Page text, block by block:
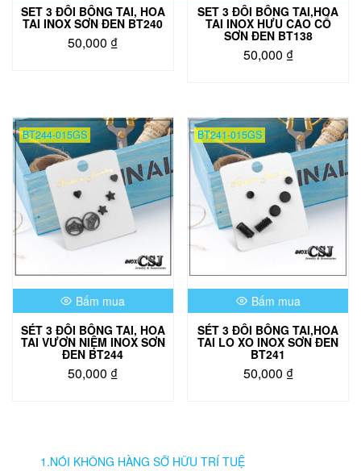
SET 3 ĐÔI BÔNG TAI, HOA
TAI INOX SƠN ĐEN BT240
50,000 ₫
SET 3 ĐÔI BÔNG TAI,HOA
TAI INOX HƯU CAO CỔ
SƠN ĐEN BT138
50,000 ₫
BT244-015GS
Bấm mua
SÉT 3 ĐÔI BÔNG TAI, HOA
TAI VƯƠN NIỆM INOX SƠN
ĐEN BT244
50,000 ₫
BT241-015GS
Bấm mua
SÉT 3 ĐÔI BÔNG TAI,HOA
TAI LO XO INOX SƠN ĐEN
BT241
50,000 ₫
1.NÓI KHÔNG HÀNG SỠ HỮU TRÍ TUỆ